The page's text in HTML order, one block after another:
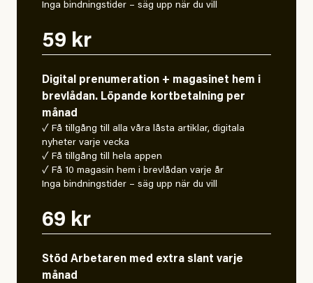
Inga bindningstider – säg upp när du vill
59 kr
Digital prenumeration + magasinet hem i
brevlådan. Löpande kortbetalning per
månad
✓ Få tillgång till alla våra låsta artiklar, digitala
nyheter varje vecka
✓ Få tillgång till hela appen
✓ Få 10 magasin hem i brevlådan varje år
Inga bindningstider – säg upp när du vill
69 kr
Stöd Arbetaren med extra slant varje
månad